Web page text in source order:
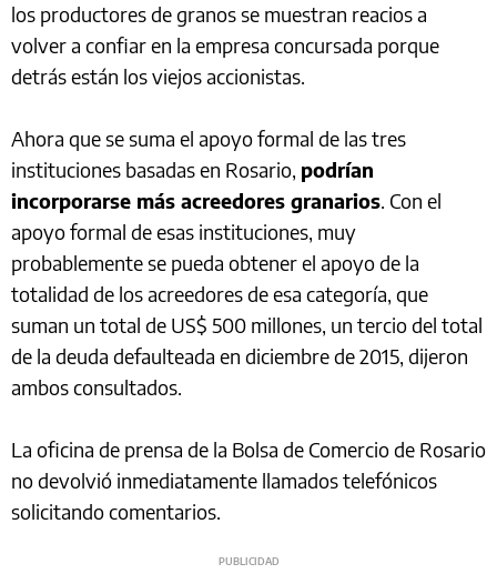
los productores de granos se muestran reacios a
volver a confiar en la empresa concursada porque
detrás están los viejos accionistas.
Ahora que se suma el apoyo formal de las tres
instituciones basadas en Rosario, podrían
incorporarse más acreedores granarios. Con el
apoyo formal de esas instituciones, muy
probablemente se pueda obtener el apoyo de la
totalidad de los acreedores de esa categoría, que
suman un total de US$ 500 millones, un tercio del total
de la deuda defaulteada en diciembre de 2015, dijeron
ambos consultados.
La oficina de prensa de la Bolsa de Comercio de Rosario
no devolvió inmediatamente llamados telefónicos
solicitando comentarios.